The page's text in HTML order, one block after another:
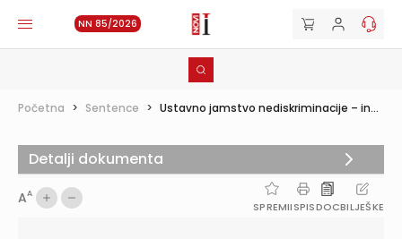
NN 85/2026
Početna > Sentence > Ustavno jamstvo nediskriminacije – in...
AA
SPREMIISPISDOCBILJEŠKE
Detalji dokumenta